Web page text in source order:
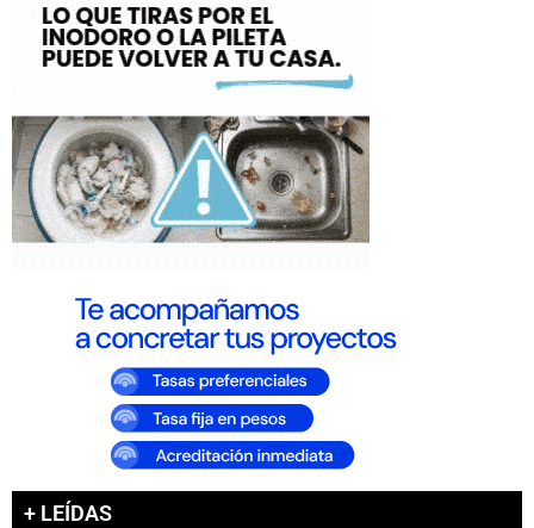
+ LEÍDAS